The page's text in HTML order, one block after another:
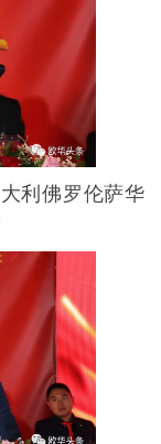
利佛罗伦萨华